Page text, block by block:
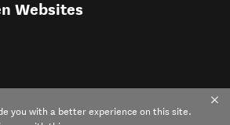
Websites
you with a better experience on this site.